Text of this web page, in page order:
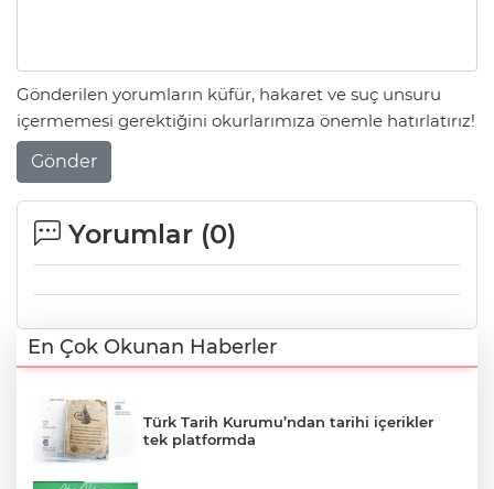
Gönderilen yorumların küfür, hakaret ve suç unsuru
içermemesi gerektiğini okurlarımıza önemle hatırlatırız!
Gönder
Yorumlar (0)
En Çok Okunan Haberler
Türk Tarih Kurumu’ndan tarihi içerikler
tek platformda